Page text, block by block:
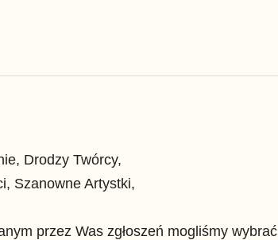
Drodzy Twórcy,
Szanowne Artystki,
przez Was zgłoszeń mogliśmy wybrać